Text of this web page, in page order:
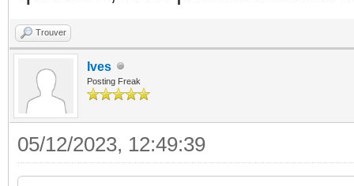
Trouver
Ives
Posting Freak
05/12/2023, 12:49:39